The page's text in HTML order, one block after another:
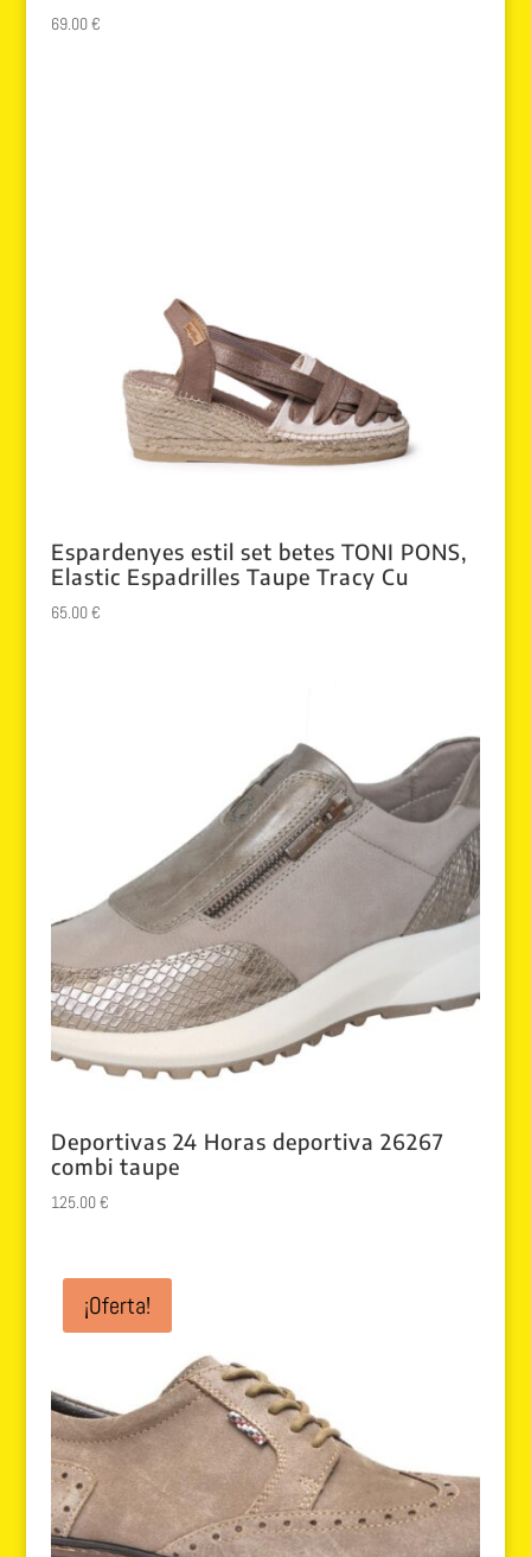
69.00€
Espardenyes estil set betes TONI PONS,
Elastic Espadrilles Taupe Tracy Cu
65.00€
Deportivas 24 Horas deportiva 26267
combi taupe
125.00€
¡Oferta!